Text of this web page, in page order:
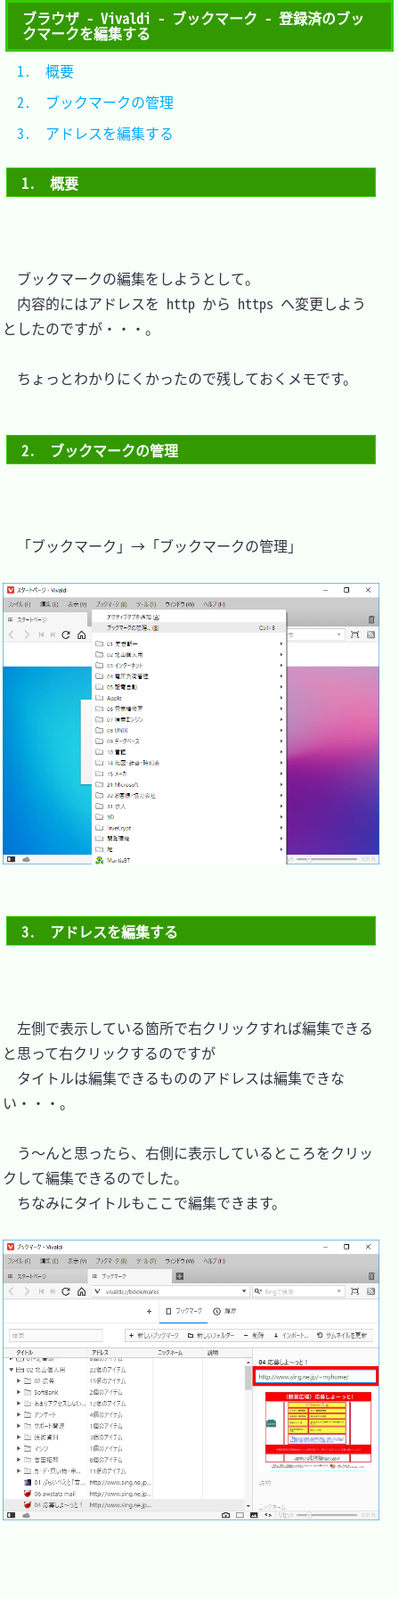
ブラウザ - Vivaldi - ブックマーク - 登録済のブッ
クマークを編集する
1.　概要
ブックマークの編集をしようとして。
内容的にはアドレスを http から https へ変更しよう
としたのですが・・・。
ちょっとわかりにくかったので残しておくメモです。
2.　ブックマークの管理
「ブックマーク」→「ブックマークの管理」
3.　アドレスを編集する
左側で表示している箇所で右クリックすれば編集できる
と思って右クリックするのですが
タイトルは編集できるもののアドレスは編集できな
い・・・。
う～んと思ったら、右側に表示しているところをクリッ
クして編集できるのでした。
ちなみにタイトルもここで編集できます。